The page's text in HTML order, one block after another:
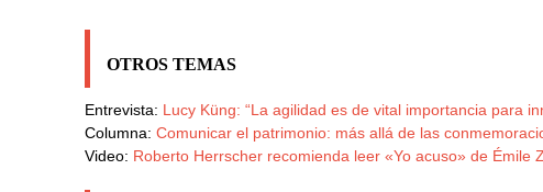
OTROS TEMAS
Entrevista: Lucy Küng: “La agilidad es de vital importancia para
Columna:Comunicar el patrimonio: más allá de las
Video: Roberto Herrscher recomienda leer «Yo acuso» de Émile